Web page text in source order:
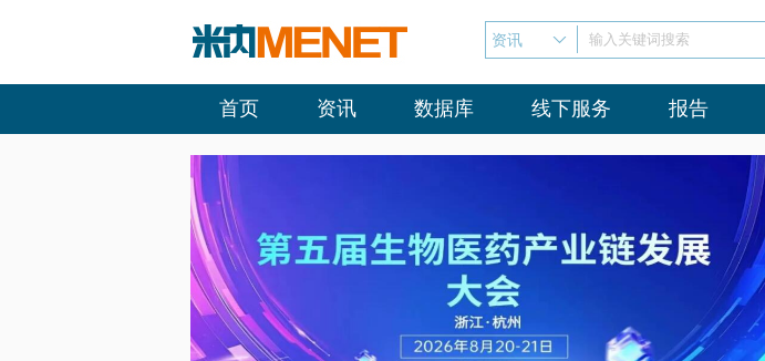
资讯 输入关键词搜索
首页 资讯 数据库 线下服务 报告